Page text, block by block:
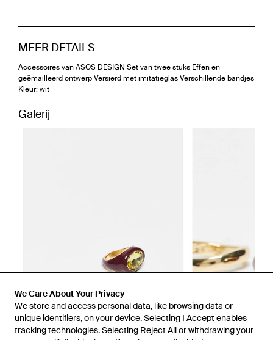
We Care About Your Privacy
We store and access personal data, like browsing data or
unique identifiers, on your device. Selecting I Accept enables
tracking technologies. Selecting Reject All or withdrawing your
MEER DETAILS
Accessoires van ASOS DESIGN Set van twee stuks Effen en
geëmailleerd ontwerp Versierd met imitatieglas Verschillende bandjes
Kleur: wit
Galerij